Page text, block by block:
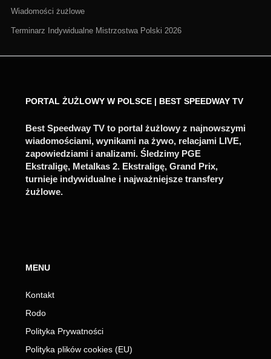
Wiadomości żużlowe
Terminarz Indywidualne Mistrzostwa Polski 2026
PORTAL ŻUŻLOWY W POLSCE | BEST SPEEDWAY TV
Best Speedway TV to portal żużlowy z najnowszymi
wiadomościami, wynikami na żywo, relacjami LIVE,
zapowiedziami i analizami. Śledzimy PGE
Ekstraligę, Metalkas 2. Ekstraligę, Grand Prix,
turnieje indywidualne i najważniejsze transfery
żużlowe.
MENU
Kontakt
Rodo
Polityka Prywatności
Polityka plików cookies (EU)